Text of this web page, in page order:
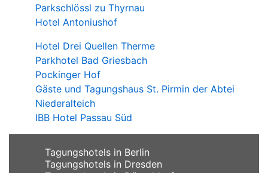
Parkschlössl zu Thyrnau
Hotel Antoniushof
Hotel Drei Quellen Therme
Parkhotel Bad Griesbach
Pockinger Hof
Gäste und Tagungshaus St. Pirmin der Abtei
Niederalteich
IBB Hotel Passau Süd
Tagungshotels in Berlin
Tagungshotels in Dresden